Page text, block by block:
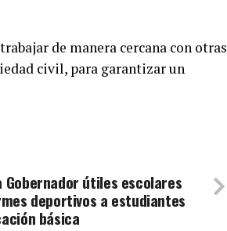
de manera cercana con otras
civil, para garantizar un
Gobernador útiles escolares
deportivos a estudiantes
básica